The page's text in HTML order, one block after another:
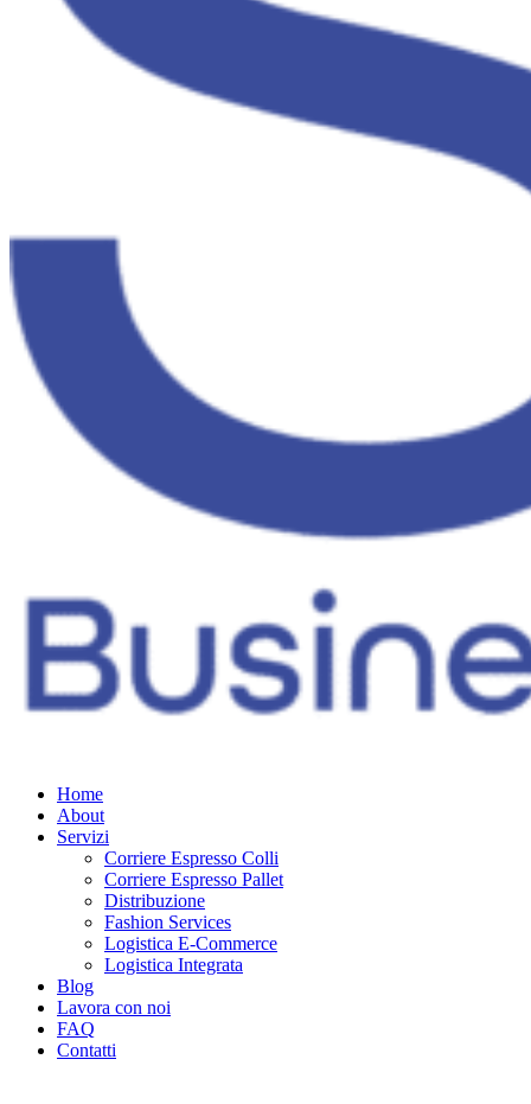
Home
About
Servizi
Corriere Espresso Colli
Corriere Espresso Pallet
Distribuzione
Fashion Services
Logistica E-Commerce
Logistica Integrata
Blog
Lavora con noi
FAQ
Contatti